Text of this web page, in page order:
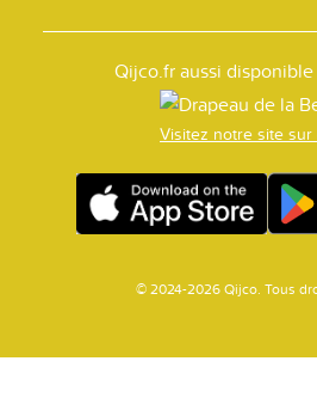
Qijco.fr aussi
Visitez notre site sur
© 2024-2026 Qijco. Tous